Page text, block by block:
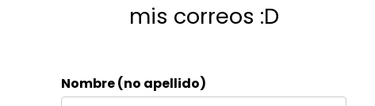
mis correos :D
Nombre (no apellido)